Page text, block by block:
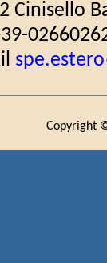
Cinisello
Copyright